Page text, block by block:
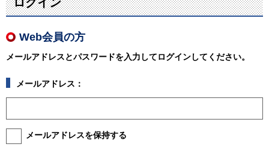
Web会員の方
メールアドレスとパスワードを入力してログインしてください。
メールアドレス：
メールアドレスを保持する